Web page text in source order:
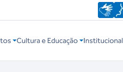
Cultura e Educação Institucional